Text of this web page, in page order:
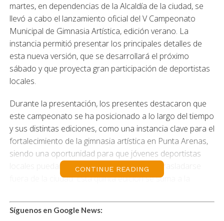
martes, en dependencias de la Alcaldía de la ciudad, se
llevó a cabo el lanzamiento oficial del V Campeonato
Municipal de Gimnasia Artística, edición verano. La
instancia permitió presentar los principales detalles de
esta nueva versión, que se desarrollará el próximo
sábado y que proyecta gran participación de deportistas
locales.
Durante la presentación, los presentes destacaron que
este campeonato se ha posicionado a lo largo del tiempo
y sus distintas ediciones, como una instancia clave para el
fortalecimiento de la gimnasia artística en Punta Arenas,
siendo una oportunidad para que jóvenes deportistas
locales puedan medirse con sus pares sin trasladarse
fuera de la ciudad. Esta quinta edición se suma a la
número de instancias competitivas disponibles para los
clubes de la comuna y entregando continuidad al trabajo
CONTINUE READING
Síguenos en Google News: